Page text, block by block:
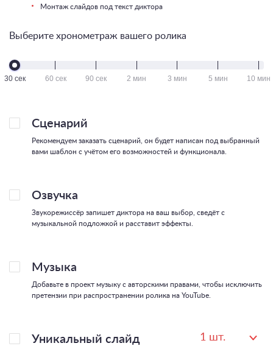
Монтаж слайдов под текст диктора
Выберите хронометраж вашего ролика
30 сек 60 сек 90 сек 2 мин 3 мин 5 мин 10 мин
Сценарий
Рекомендуем заказать сценарий, он будет написан под выбранный
вами шаблон с учётом его возможностей и функционала.
Озвучка
Звукорежиссёр запишет диктора на ваш выбор, сведёт с
музыкальной подложкой и расставит эффекты.
Музыка
Добавьте в проект музыку с авторскими правами, чтобы исключить
претензии при распространении ролика на YouTube.
Уникальный слайд 1 шт.